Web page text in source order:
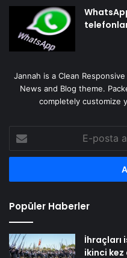
Jannah is a Clean
News and Blog theme.
completely customize
posta
adresinizi
Popüler Haberler
İhraçları
ikinci